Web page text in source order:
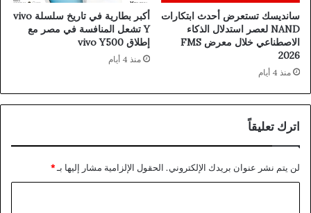
سانديسك تستعرض أحدث ابتكارات
NAND لعصر استدلال الذكاء
الاصطناعي خلال معرض FMS
2026
منذ 4 أيام
أكبر بطارية في تاريخ سلسلة vivo
Y تشعل المنافسة في مصر مع
إطلاق vivo Y500
منذ 4 أيام
اترك تعليقاً
لن يتم نشر عنوان بريدك الإلكتروني. الحقول الإلزامية مشار إليها بـ*